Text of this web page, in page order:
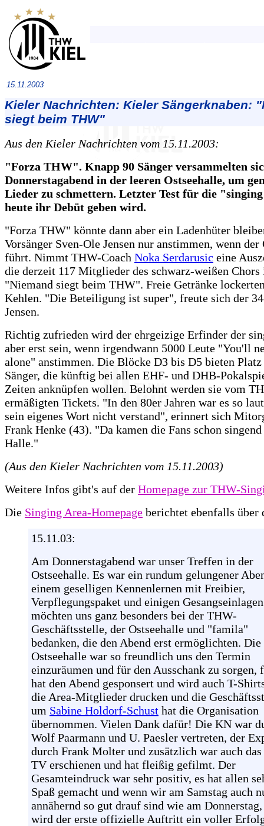
15.11.2003
Kieler Nachrichten: Kieler Sängerknaben:
siegt beim THW"
Aus den Kieler Nachrichten vom 15.11.2003:
"Forza THW". Knapp 90 Sänger versammelten
Donnerstagabend in der leeren Ostseehalle, um
Lieder zu schmettern. Letzter Test für die
heute ihr Debüt geben wird.
"Forza THW" könnte dann aber ein Ladenhüter
Vorsänger Sven-Ole Jensen nur anstimmen, wenn der
führt. Nimmt THW-Coach Noka Serdarusic eine
die derzeit 117 Mitglieder des schwarz-weißen
"Niemand siegt beim THW". Freie Getränke
Kehlen. "Die Beteiligung ist super", freute sich der
Jensen.
Richtig zufrieden wird der ehrgeizige Erfinder der
aber erst sein, wenn irgendwann 5000 Leute "You'll
alone" anstimmen. Die Blöcke D3 bis D5 bieten
Sänger, die künftig bei allen EHF- und DHB-
Zeiten anknüpfen wollen. Belohnt werden sie vom
ermäßigten Tickets. "In den 80er Jahren war es so
sein eigenes Wort nicht verstand", erinnert sich
Frank Henke (43). "Da kamen die Fans schon
Halle."
(Aus den Kieler Nachrichten vom 15.11.2003)
Weitere Infos gibt's auf der Homepage zur THW-
Die Singing Area-Homepage berichtet ebenfalls über
15.11.03:
Am Donnerstagabend war unser Treffen in der
Ostseehalle. Es war ein rundum gelungener
einem geselligen Kennenlernen mit Freibier,
Verpflegungspaket und einigen
möchten uns ganz besonders bei der THW-
Geschäftsstelle, der Ostseehalle und "famila"
bedanken, die den Abend erst ermöglichten. Die
Ostseehalle war so freundlich uns den Termin
einzuräumen und für den Ausschank zu sorgen,
hat den Abend gesponsert und wird auch T-
die Area-Mitglieder drucken und die
um Sabine Holdorf-Schust hat die Organisation
übernommen. Vielen Dank dafür! Die KN war
Wolf Paarmann und U. Paesler vertreten, der
durch Frank Molter und zusätzlich war auch
TV erschienen und hat fleißig gefilmt. Der
Gesamteindruck war sehr positiv, es hat allen
Spaß gemacht und wenn wir am Samstag auch
annähernd so gut drauf sind wie am
wird der erste offizielle Auftritt ein voller